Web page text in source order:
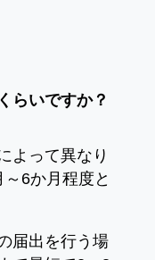
らいですか？
よって異なり
6か月程度と
届出を行う場